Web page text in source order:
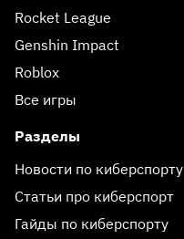
Rocket League
Genshin Impact
Roblox
Все игры
Разделы
Новости по киберспорту
Статьи про киберспорт
Гайды по киберспорту